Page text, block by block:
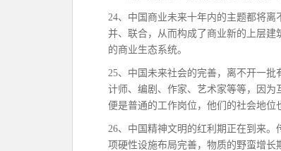
24、中国商业未来十年内的主题都将
并、联合，从而构成了商业新的上层
的商业生态系统。
25、中国未来社会的完善，离不开一
计师、编剧、作家、艺术家等等，因
便是普通的工作岗位，他们的社会地位
26、中国精神文明的红利期正在到来
项硬性设施布局完善，物质的野蛮增